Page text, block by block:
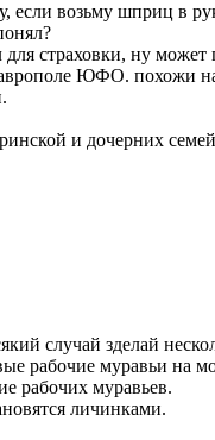
если возьму шприц в
страховки, ну может
ЮФО. похожи
и дочерних
случай зделай
рабочие муравьи на
рабочих муравьев.
личинками.